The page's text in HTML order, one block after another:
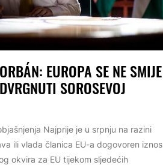
EUROPA SE NE SMIJE
SOROSEVOJ
Najprije je u srpnju na razini
ili vlada članica EU-a dogovoren iznos
okvira za EU tijekom sljedećih